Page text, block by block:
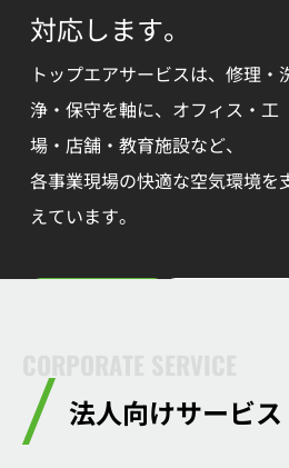
対応します。
トップエアサービスは、修理・
浄・保守を軸に、オフィス・工
場・店舗・教育施設など、
各事業現場の快適な空気環境を
えています。
法人向けサービス